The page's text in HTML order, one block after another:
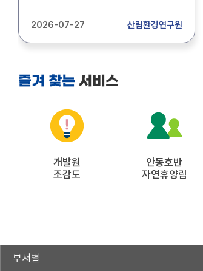
공고합니다. 1. 채용인원 : 1명 2.
주요업무 : 식당조리 3. 근무기간 :
8. 3.(월) 5. 접수방법 : 방문접수,
산림환경연구원 1층 관리운영과(경북
경주시 통일로 367) 자세한 사항은
공고문(첨부파일)을 참조하시기
2026-07-27 산림환경연구원
즐겨 찾는 서비스
개발원
조감도
안동호반
자연휴양림
부서별